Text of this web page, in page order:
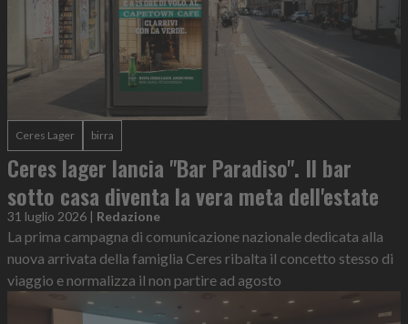
Ceres Lager birra
Ceres lager lancia "Bar Paradiso". Il bar
sotto casa diventa la vera meta dell'estate
31 luglio 2026 | Redazione
La prima campagna di comunicazione nazionale dedicata alla
nuova arrivata della famiglia Ceres ribalta il concetto stesso di
viaggio e normalizza il non partire ad agosto